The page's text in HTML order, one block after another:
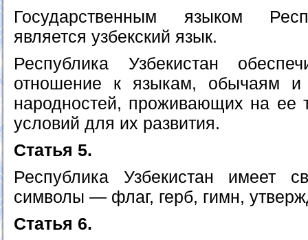
Государственным языком
является узбекский язык.
Республика Узбекистан
отношение к языкам, обычаям
народностей, проживающих на ее
условий для их развития.
Статья 5.
Республика Узбекистан имеет
символы — флаг, герб, гимн,
Статья 6.